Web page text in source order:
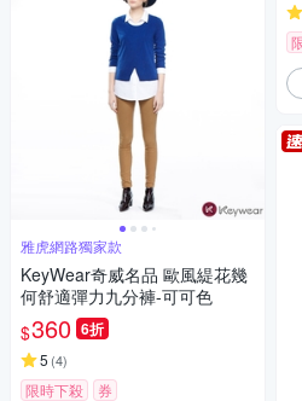
雅虎網路獨家款
KeyWear奇威名品 歐風緹花幾
何舒適彈力九分褲-可可色
$360 6折
5 (4)
限時下殺 券